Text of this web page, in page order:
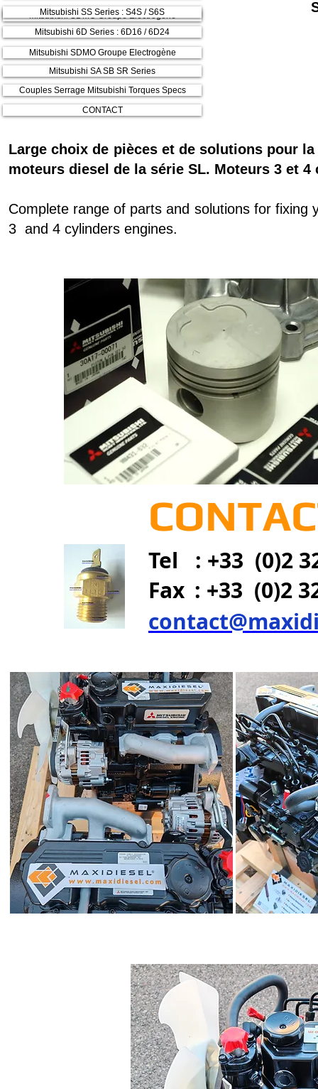
Mitsubishi SDMO Groupe Electrogène
Large choix de pièces et de solutions pour
moteurs diesel de la série SL. Moteurs 3 et 4
Complete range of parts and solutions for fixing
3 and 4 cylinders engines.
Tel : +33 (0)2
Fax : +33 (0)2
Mitsubishi SS Series : S4S / S6S
Couples Serrage Mitsubishi Torques Specs
CONTACT
Mitsubishi 6D Series : 6D16 / 6D24
Mitsubishi SA SB SR Series
Mitsubishi SDMO Groupe Electrogène